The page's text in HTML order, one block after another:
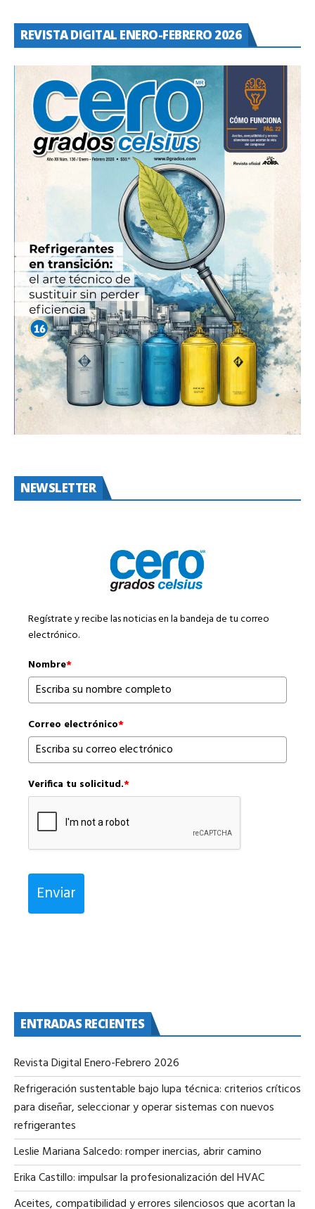
REVISTA DIGITAL ENERO-FEBRERO 2026
NEWSLETTER
Regístrate y recibe las noticias en la bandeja de tu correo
electrónico.
Nombre*
Correo electrónico*
Verifica tu solicitud.*
Enviar
ENTRADAS RECIENTES
Revista Digital Enero-Febrero 2026
Refrigeración sustentable bajo lupa técnica: criterios críticos
para diseñar, seleccionar y operar sistemas con nuevos
refrigerantes
Leslie Mariana Salcedo: romper inercias, abrir camino
Erika Castillo: impulsar la profesionalización del HVAC
Aceites, compatibilidad y errores silenciosos que acortan la